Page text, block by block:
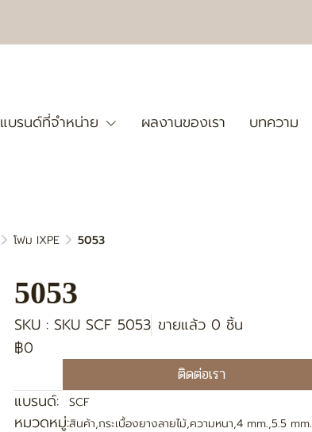
แบรนด์ที่จำหน่าย ผลงานของเรา บทความ
โฟม IXPE 5053
5053
SKU : SKU SCF 5053 ขายแล้ว 0 ชิ้น
฿0
ติดต่อเรา
แบรนด์:
SCF
หมวดหมู่:สินค้า,กระเบื้องยางลายไม้,ความหนา,4 mm.,5.5 mm.